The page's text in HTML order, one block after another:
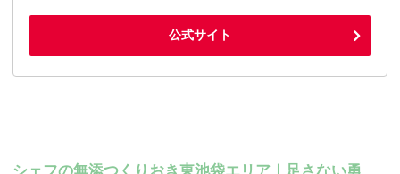
公式サイト
シェフの無添つくりおき東池袋エリア｜足さない勇